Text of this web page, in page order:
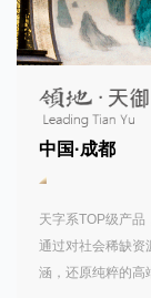
中国·成都
天字系TOP级产品
通过对社会稀缺资
涵，还原纯粹的高